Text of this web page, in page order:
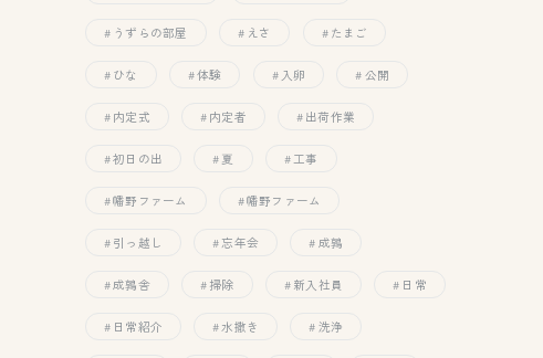
うずらの部屋 えさ たまご
ひな 体験 入卵 公開
内定式 内定者 出荷作業
初日の出 夏 工事
幡野ファーム 幡野ファーム
引っ越し 忘年会 成鶉
成鶉舎 掃除 新入社員 日常
日常紹介 水撒き 洗浄